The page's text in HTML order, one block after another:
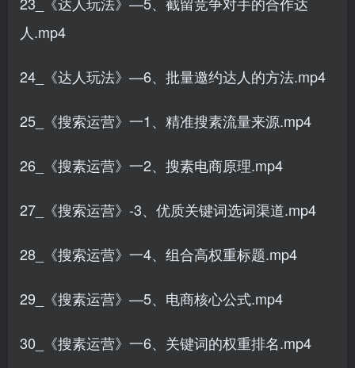
人.mp4
24_《达人玩法》—6、批量邀约达人的方法.mp4
25_《搜索运营》一1、精准搜素流量来源.mp4
26_《搜素运营》一2、搜素电商原理.mp4
27_《搜索运营》-3、优质关键词选词渠道.mp4
28_《搜索运营》一4、组合高权重标题.mp4
29_《搜素运营》—5、电商核心公式.mp4
30_《搜素运营》一6、关键词的权重排名.mp4